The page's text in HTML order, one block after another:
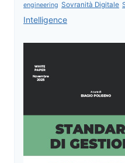
engineering Sovranità Digitale
Intelligence